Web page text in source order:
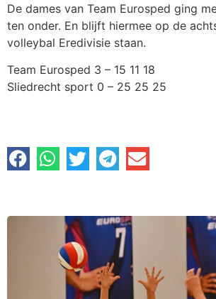
De dames van Team Eurosped ging
ten onder. En blijft hiermee op de
volleybal Eredivisie staan.
Team Eurosped 3 – 15 11 18
Sliedrecht sport 0 – 25 25 25